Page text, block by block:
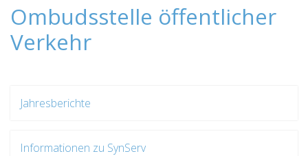
Ombudsstelle öffentlicher
Verkehr
Jahresberichte
Informationen zu SynServ